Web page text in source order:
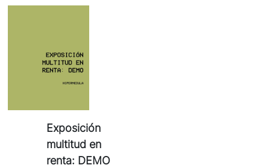
Exposición
multitud en
renta: DEMO